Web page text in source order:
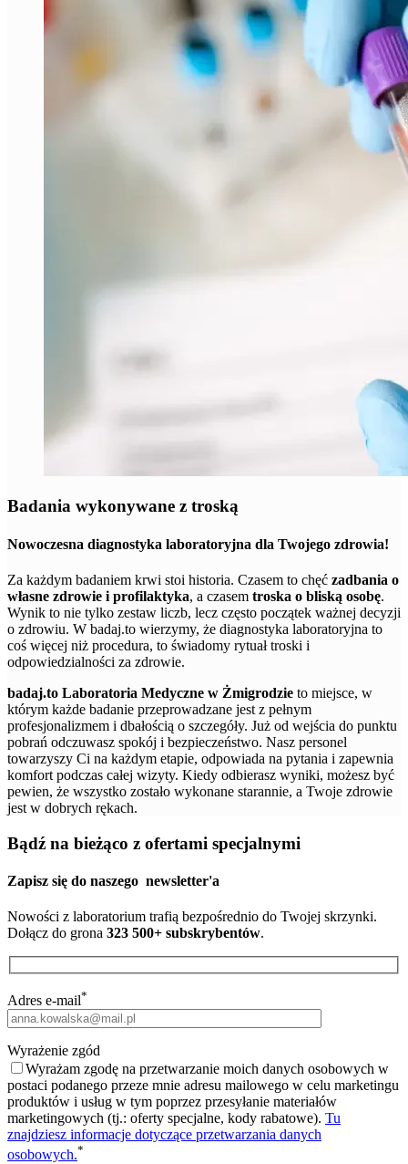
Badania wykonywane z troską
Nowoczesna diagnostyka laboratoryjna dla Twojego zdrowia!
Za każdym badaniem krwi stoi historia. Czasem to chęć zadbania o
własne zdrowie i profilaktyka, a czasem troska o bliską osobę.
Wynik to nie tylko zestaw liczb, lecz często początek ważnej decyzji
o zdrowiu. W badaj.to wierzymy, że diagnostyka laboratoryjna to
coś więcej niż procedura, to świadomy rytuał troski i
odpowiedzialności za zdrowie.
badaj.to Laboratoria Medyczne w Żmigrodzie to miejsce, w
którym każde badanie przeprowadzane jest z pełnym
profesjonalizmem i dbałością o szczegóły. Już od wejścia do punktu
pobrań odczuwasz spokój i bezpieczeństwo. Nasz personel
towarzyszy Ci na każdym etapie, odpowiada na pytania i zapewnia
komfort podczas całej wizyty. Kiedy odbierasz wyniki, możesz być
pewien, że wszystko zostało wykonane starannie, a Twoje zdrowie
jest w dobrych rękach.
Bądź na bieżąco z ofertami specjalnymi
Zapisz się do naszego newsletter'a
Nowości z laboratorium trafią bezpośrednio do Twojej skrzynki.
Dołącz do grona 323 500+ subskrybentów.
Adres e-mail*
Wyrażenie zgód
Wyrażam zgodę na przetwarzanie moich danych osobowych w
postaci podanego przeze mnie adresu mailowego w celu marketingu
produktów i usług w tym poprzez przesyłanie materiałów
marketingowych (tj.: oferty specjalne, kody rabatowe). Tu
znajdziesz informacje dotyczące przetwarzania danych
osobowych.*